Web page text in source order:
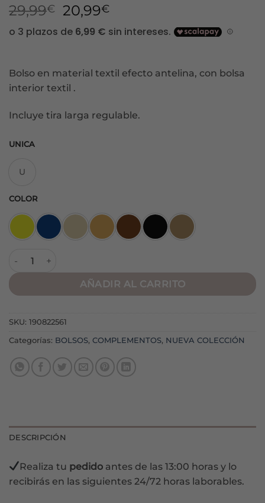
29,99€
El
precio
original
29,99€.
20,99€El
precio
actual
20,99€.
Bolso en material textil efecto antelina, con bolsa
interior textil .
Incluye tira larga regulable.
UNICA
U
COLOR
AÑADIR AL CARRITO
SKU: 190822561
Categorías: BOLSOS, COMPLEMENTOS, NUEVA COLECCIÓN
DESCRIPCIÓN
Realiza tu pedido antes de las 13:00 horas y lo
recibirás en las siguientes 24/72 horas laborables.